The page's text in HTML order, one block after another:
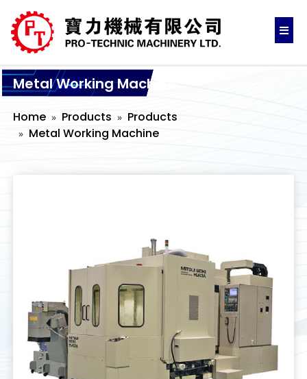
Metal Working Machine
Home Products
Products
Metal Working Machine